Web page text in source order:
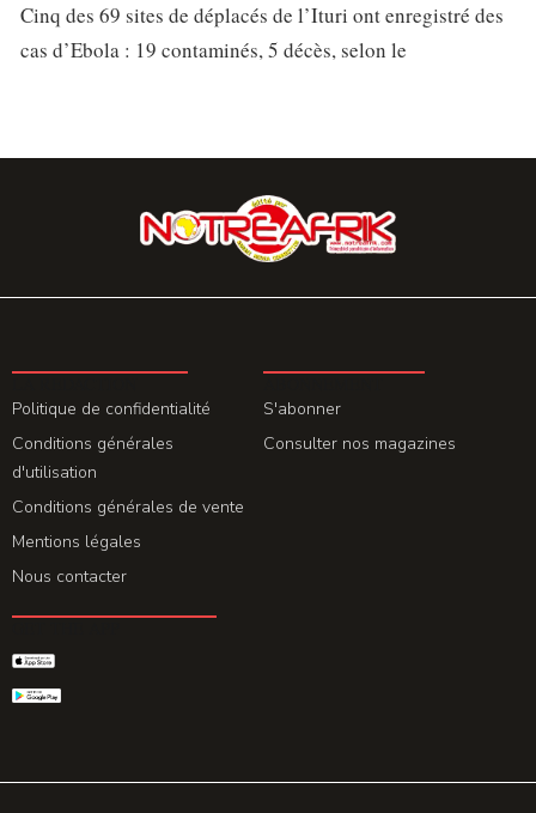
Cinq des 69 sites de déplacés de l’Ituri ont enregistré des
cas d’Ebola : 19 contaminés, 5 décès, selon le
Politique de confidentialité
Conditions générales
d'utilisation
Conditions générales de vente
Mentions légales
Nous contacter
S'abonner
Consulter nos magazines